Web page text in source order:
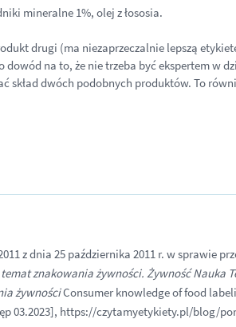
mineralne 1%, olej z łososia.
drugi (ma niezaprzeczalnie lepszą
na to, że nie trzeba być ekspertem w
dwóch podobnych produktów. To
z dnia 25 października 2011 r. w sprawie
znakowania żywności. Żywność Nauka
żywnościConsumer knowledge of food
03.2023], https://czytamyetykiety.pl/blog/